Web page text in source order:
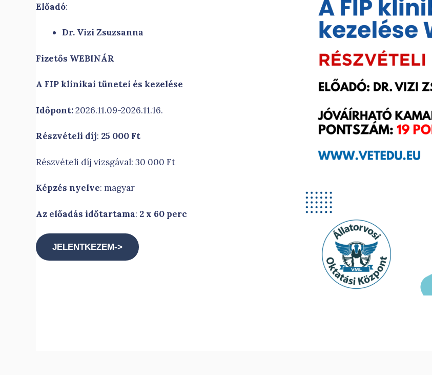
Előadó:
Dr. Vizi Zsuzsanna
Fizetős WEBINÁR
A FIP klinikai tünetei és kezelése
Időpont:2026.11.09-2026.11.16.
Részvételi díj: 25 000 Ft
Részvételi díj vizsgával: 30 000 Ft
Képzés nyelve: magyar
Az előadás időtartama: 2 x 60 perc
JELENTKEZEM->